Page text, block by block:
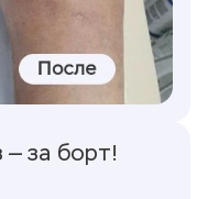
за борт!